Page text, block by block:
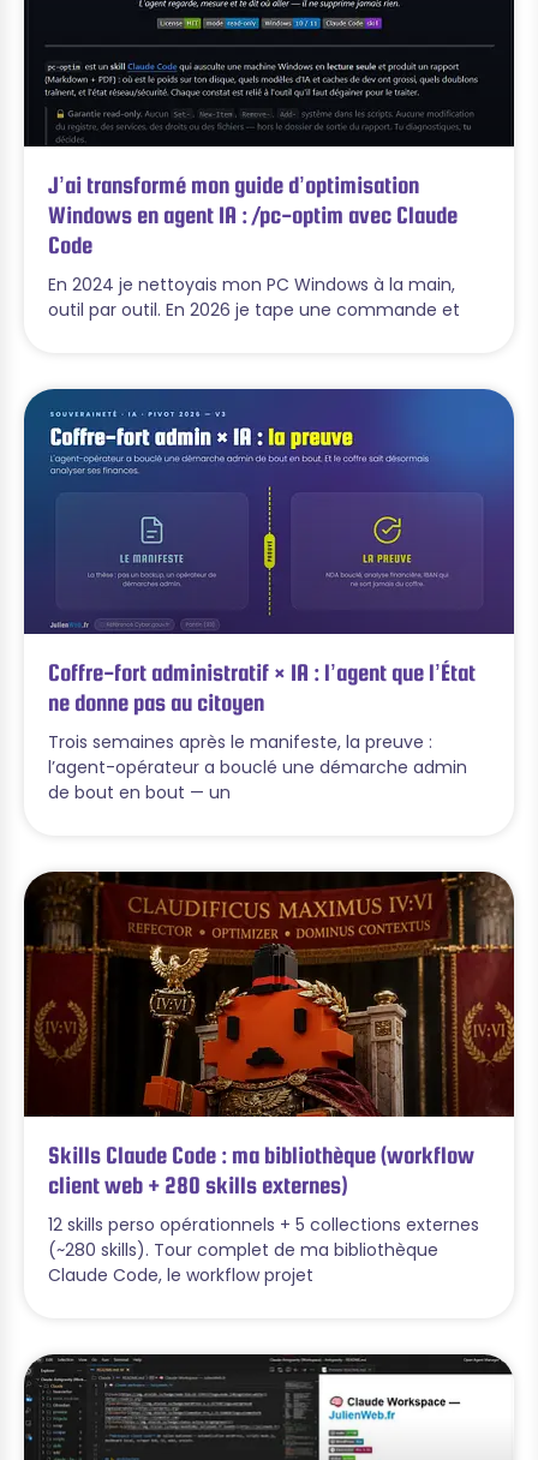
J’ai transformé mon guide d’optimisation
Windows en agent IA : /pc-optim avec Claude
Code
En 2024 je nettoyais mon PC Windows à la main,
outil par outil. En 2026 je tape une commande et
Coffre-fort administratif × IA : l’agent que l’État
ne donne pas au citoyen
Trois semaines après le manifeste, la preuve :
l’agent-opérateur a bouclé une démarche admin
de bout en bout — un
Skills Claude Code : ma bibliothèque (workflow
client web + 280 skills externes)
12 skills perso opérationnels + 5 collections externes
(~280 skills). Tour complet de ma bibliothèque
Claude Code, le workflow projet